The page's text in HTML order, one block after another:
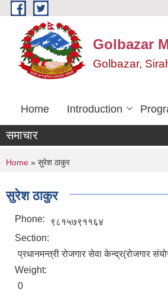
Skip to main content
Golbazar
Golbazar,
Home Introduction
समाचार
You are here
Home » सुरेश ठाकुर
सुरेश ठाकुर
Phone:
९८१५७९११६४
Section:
प्रधानमन्त्री रोजगार सेवा केन्द्र(रोजगार
Weight:
0